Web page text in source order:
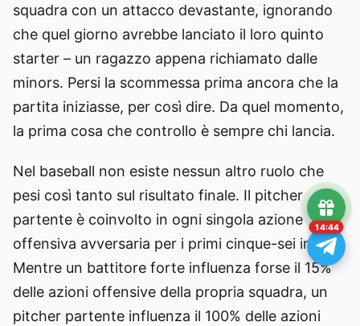
squadra con un attacco devastante, ignorando
che quel giorno avrebbe lanciato il loro quinto
starter – un ragazzo appena richiamato dalle
minors. Persi la scommessa prima ancora che la
partita iniziasse, per così dire. Da quel momento,
la prima cosa che controllo è sempre chi lancia.
Nel baseball non esiste nessun altro ruolo che
pesi così tanto sul risultato finale. Il pitcher
partente è coinvolto in ogni singola azione
offensiva avversaria per i primi cinque-sei inning.
Mentre un battitore forte influenza forse il 15%
delle azioni offensive della propria squadra, un
pitcher partente influenza il 100% delle azioni
14:43